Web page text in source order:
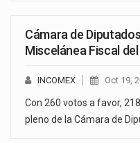
Cámara de
Miscelánea Fiscal
INCOMEX Oct 19,
Con 260 votos a favor,
pleno de la Cámara de